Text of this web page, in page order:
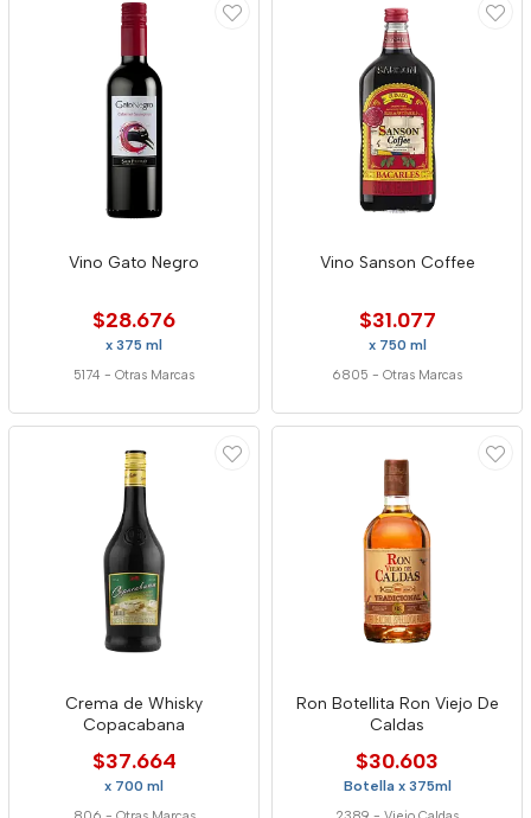
Vino Gato Negro
$28.676
x 375 ml
5174 - Otras Marcas
Vino Sanson Coffee
$31.077
x 750 ml
6805 - Otras Marcas
Crema de Whisky
Copacabana
$37.664
x 700 ml
Ron Botellita Ron Viejo De
Caldas
$30.603
Botella x 375ml